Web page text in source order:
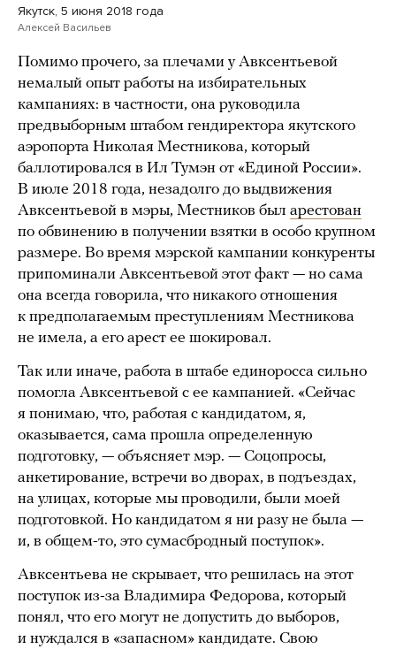
Якутск, 5 июня 2018 года
Алексей Васильев
Помимо прочего, за плечами у Авксентьевой
немалый опыт работы на избирательных
кампаниях: в частности, она руководила
предвыборным штабом гендиректора якутского
аэропорта Николая Местникова, который
баллотировался в Ил Тумэн от «Единой России».
В июле 2018 года, незадолго до выдвижения
Авксентьевой в мэры, Местников был арестован
по обвинению в получении взятки в особо крупном
размере. Во время мэрской кампании конкуренты
припоминали Авксентьевой этот факт — но сама
она всегда говорила, что никакого отношения
к предполагаемым преступлениям Местникова
не имела, а его арест ее шокировал.
Так или иначе, работа в штабе единоросса сильно
помогла Авксентьевой с ее кампанией. «Сейчас
я понимаю, что, работая с кандидатом, я,
оказывается, сама прошла определенную
подготовку, — объясняет мэр. — Соцопросы,
анкетирование, встречи во дворах, в подъездах,
на улицах, которые мы проводили, были моей
подготовкой. Но кандидатом я ни разу не была —
и, в общем-то, это сумасбродный поступок».
Авксентьева не скрывает, что решилась на этот
поступок из-за Владимира Федорова, который
понял, что его могут не допустить до выборов,
и нуждался в «запасном» кандидате. Свою